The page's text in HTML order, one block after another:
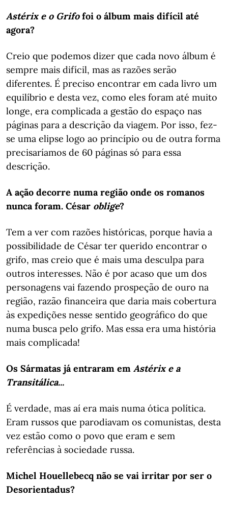
Astérix e o Grifofoi o álbum mais difícil até
agora?
Creio que podemos dizer que cada novo álbum é
sempre mais difícil, mas as razões serão
diferentes. É preciso encontrar em cada livro um
equilíbrio e desta vez, como eles foram até muito
longe, era complicada a gestão do espaço nas
páginas para a descrição da viagem. Por isso, fez-
se uma elipse logo ao princípio ou de outra forma
precisaríamos de 60 páginas só para essa
descrição.
A ação decorre numa região onde os romanos
nunca foram. César oblige?
Tem a ver com razões históricas, porque havia a
possibilidade de César ter querido encontrar o
grifo, mas creio que é mais uma desculpa para
outros interesses. Não é por acaso que um dos
personagens vai fazendo prospeção de ouro na
região, razão financeira que daria mais cobertura
às expedições nesse sentido geográfico do que
numa busca pelo grifo. Mas essa era uma história
mais complicada!
Os Sármatas já entraram em Astérix e a
Transitálica...
É verdade, mas aí era mais numa ótica política.
Eram russos que parodiavam os comunistas, desta
vez estão como o povo que eram e sem
referências à sociedade russa.
Michel Houellebecq não se vai irritar por ser o
Desorientadus?